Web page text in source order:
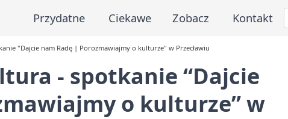
Przydatne Ciekawe Zobacz Kontakt
"Dajcie nam Radę | Porozmawiajmy o kulturze" w Przecławiu
- spotkanie “Dajcie
o kulturze” w